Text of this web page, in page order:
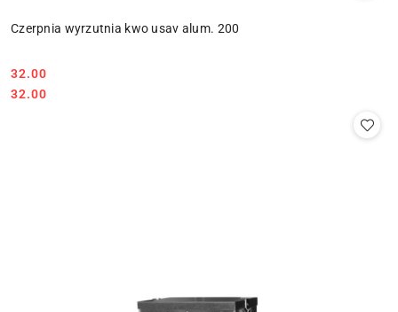
Czerpnia wyrzutnia kwo usav alum. 200
Cena:
32.00
Cena:
32.00